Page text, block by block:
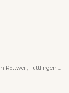
Villingen-Schwenningen protestieren gegen geplantes Gesetz